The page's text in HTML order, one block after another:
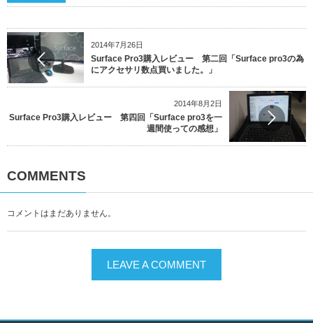
2014年7月26日
Surface Pro3購入レビュー 第二回「Surface pro3の為
にアクセサリ数点買いました。」
2014年8月2日
Surface Pro3購入レビュー 第四回「Surface pro3を一
週間使っての感想」
COMMENTS
コメントはまだありません。
LEAVE A COMMENT